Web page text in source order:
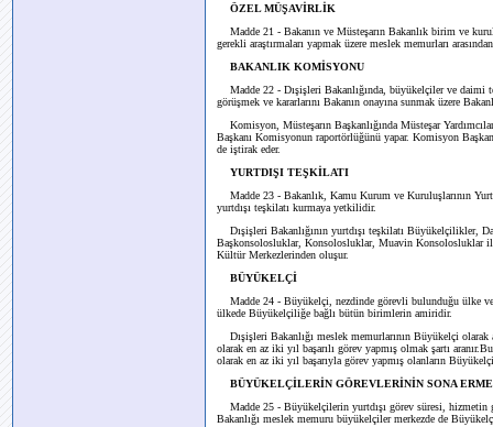
ÖZEL MÜŞAVİRLİK
Madde 21 - Bakanın ve Müsteşarın Bakanlık birim ve
gerekli araştırmaları yapmak üzere meslek memurları
BAKANLIK KOMİSYONU
Madde 22 - Dışişleri Bakanlığında, büyükelçiler ve
görüşmek ve kararlarını Bakanın onayına sunmak üzere
Komisyon, Müsteşarın Başkanlığında Müsteşar
Başkanı Komisyonun raportörlüğünü yapar. Komisyon
de iştirak eder.
YURTDIŞI TEŞKİLATI
Madde 23 - Bakanlık, Kamu Kurum ve Kuruluşlarının
yurtdışı teşkilatı kurmaya yetkilidir.
Dışişleri Bakanlığının yurtdışı teşkilatı
Başkonsolosluklar, Konsolosluklar, Muavin Konsolosluklar
Kültür Merkezlerinden oluşur.
BÜYÜKELÇİ
Madde 24 - Büyükelçi, nezdinde görevli bulunduğu ülke
ülkede Büyükelçiliğe bağlı bütün birimlerin amiridir.
Dışişleri Bakanlığı meslek memurlarının Büyükelçi olarak
olarak en az iki yıl başarılı görev yapmış olmak şartı
olarak en az iki yıl başarıyla görev yapmış olanların
BÜYÜKELÇİLERİN GÖREVLERİNİN SONA
Madde 25 - Büyükelçilerin yurtdışı görev süresi, hizmetin
Bakanlığı meslek memuru büyükelçiler merkezde de